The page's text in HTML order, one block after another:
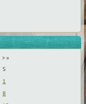
> »
S
1
8